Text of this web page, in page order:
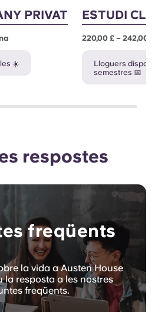
PRIVAT
☀️
ESTUDI
220,00 £ – 242,00
Lloguers
semestres 📅
respostes
freqüents
la vida a Austen House
la resposta a les nostres
freqüents.